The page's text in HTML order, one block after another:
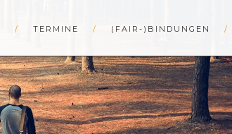
TERMINE (FAIR-)BINDUNGEN